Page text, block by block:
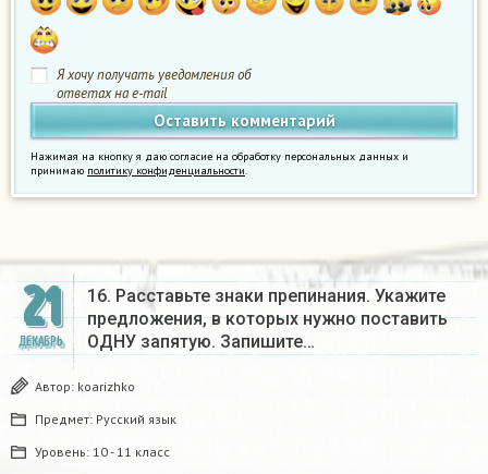
Я хочу получать уведомления об
ответах на e-mail
Нажимая на кнопку я даю согласие на обработку персональных данных и
принимаю политику конфиденциальности.
21
ДЕКАБРЬ
16. Расставьте знаки препинания. Укажите
предложения, в которых нужно поставить
ОДНУ запятую. Запишите…
Автор: koarizhko
Предмет: Русский язык
Уровень: 10 - 11 класс